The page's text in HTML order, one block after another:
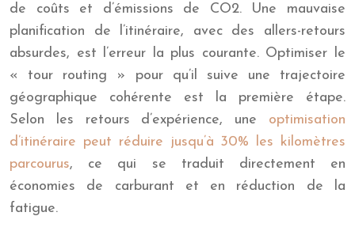
de coûts et d’émissions de CO2. Une mauvaise
planification de l’itinéraire, avec des allers-retours
absurdes, est l’erreur la plus courante. Optimiser le
« tour routing » pour qu’il suive une trajectoire
géographique cohérente est la première étape.
Selon les retours d’expérience, une optimisation
d’itinéraire peut réduire jusqu’à 30% les kilomètres
parcourus, ce qui se traduit directement en
économies de carburant et en réduction de la
fatigue.